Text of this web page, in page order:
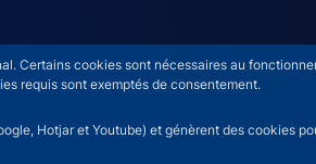
Certains cookies sont nécessaires au
requis sont exemptés de consentement.
Hotjar et Youtube) et génèrent des cookies